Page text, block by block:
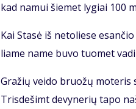
kad na­mui šie­met ly­giai 100
Kai Sta­sė iš ne­to­lie­se
lia­me na­me bu­vo tuo­met
Gra­žių vei­do bruo­žų mo­te­ris
Tris­de­šimt de­vy­ne­rių ta­po